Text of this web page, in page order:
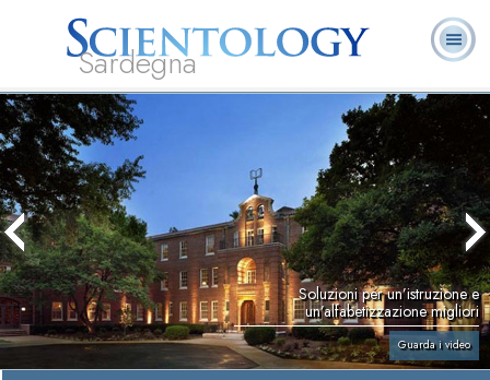
Sardegna
L. Ron Hubbard:
Fondatore
Domande
ricorrenti
Libri
Soluzioni per un’istruzione e
un’alfabetizzazione migliori
Guarda i video